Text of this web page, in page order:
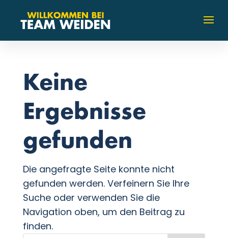
Keine
Ergebnisse
gefunden
Die angefragte Seite konnte nicht
gefunden werden. Verfeinern Sie Ihre
Suche oder verwenden Sie die
Navigation oben, um den Beitrag zu
finden.